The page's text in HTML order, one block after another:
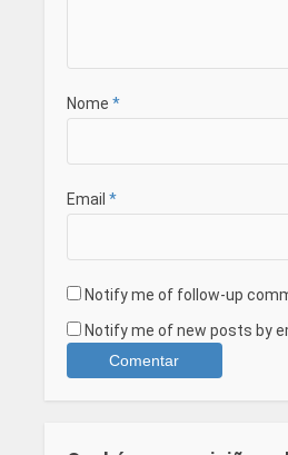
Nome *
Email *
Notify me of follow-up
Notify me of new posts by